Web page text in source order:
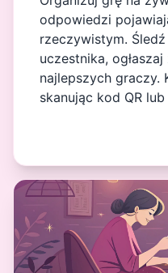
odpowiedzi
rzeczywistym.
uczestnika,
najlepszych graczy.
skanując kod QR